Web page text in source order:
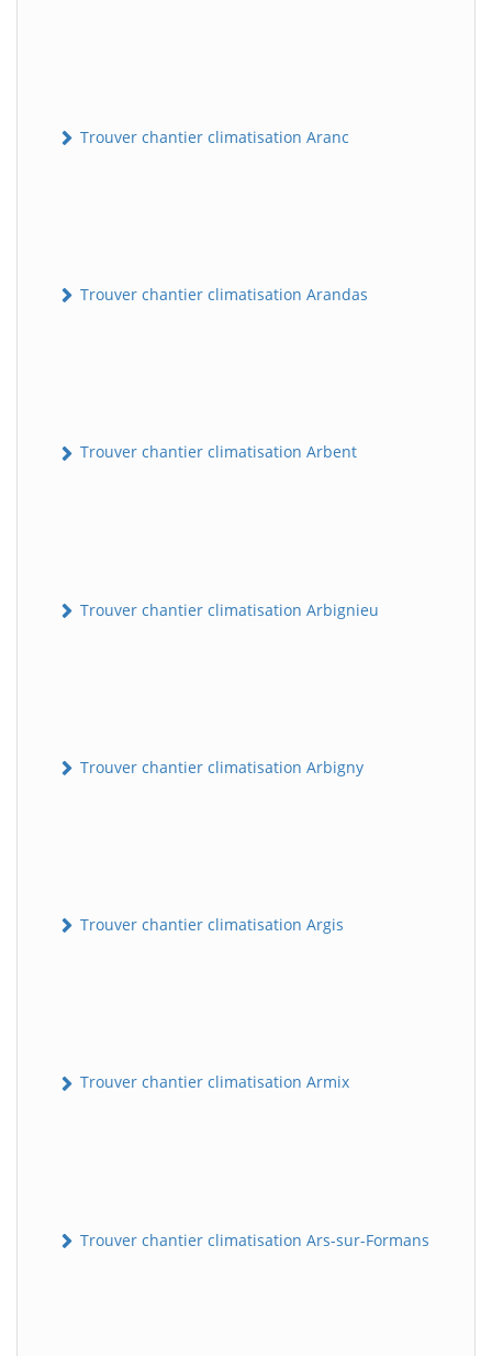
Trouver chantier climatisation Aranc
Trouver chantier climatisation Arandas
Trouver chantier climatisation Arbent
Trouver chantier climatisation Arbignieu
Trouver chantier climatisation Arbigny
Trouver chantier climatisation Argis
Trouver chantier climatisation Armix
Trouver chantier climatisation Ars-sur-Formans